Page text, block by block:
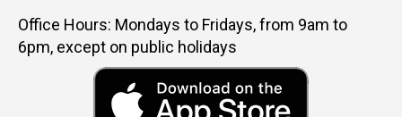
Office Hours: Mondays to Fridays, from 9am to
6pm, except on public holidays